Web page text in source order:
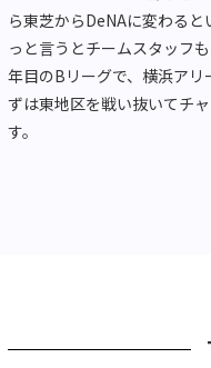
ら東芝からDeNAに変わる
っと言うとチームスタッフ
年目のBリーグで、横浜ア
ずは東地区を戦い抜いてチ
す。